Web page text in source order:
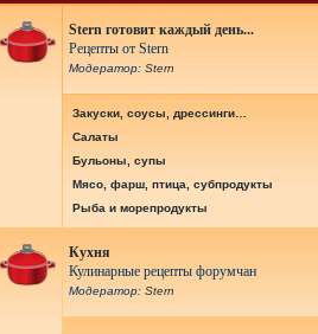
Stern готовит каждый день...
Рецепты от Stern
Модератор: Stern
Закуски, соусы, дрессинги…
Салаты
Бульоны, супы
Мясо, фарш, птица, субпродукты
Рыба и морепродукты
Кухня
Кулинарные рецепты форумчан
Модератор: Stern